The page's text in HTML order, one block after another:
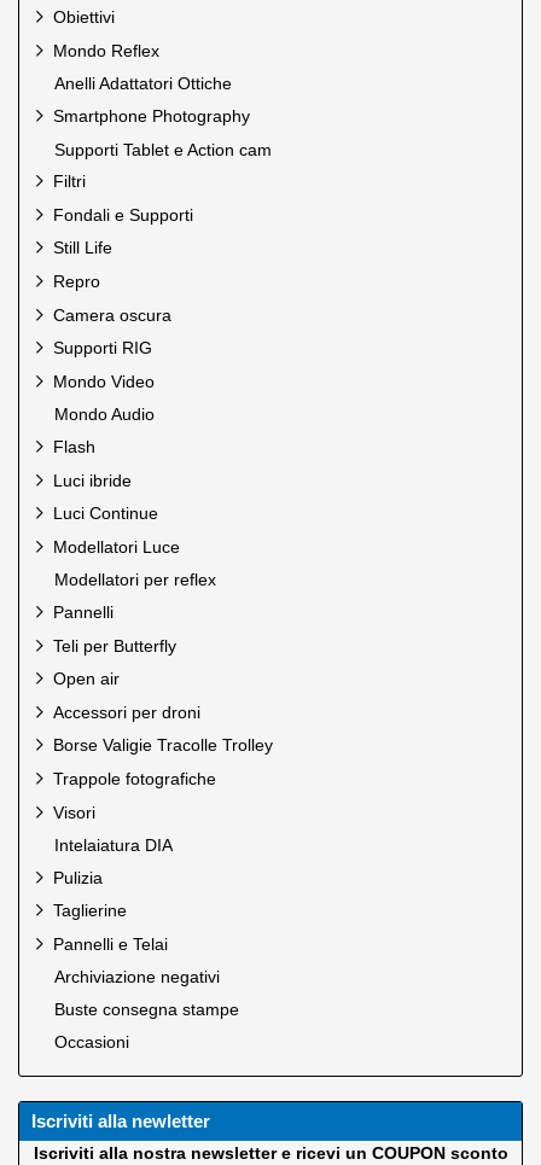
Hoya
Ilford
Jinbei
Jupio
Kaiser
Kaiser Pro
Kodak
Laowa Cine Pro
Lee Filters
Leica Sport Optics
LensGo
Linkstar
Lume Cube
Mamiya
Manfrotto
Mediajet
Megadap
Multiblitz
Novoflex
Novoflex Pro
Quantum
Rodenstock
Rodenstock Filtri
Savage
Silvestri
Sun Bounce
Talos by Silvestri
Techart PRO
Tether Tools
Trigger Smart
Velbon
VisibleDust
VSGO
Wellmaking
X-Rite
Obiettivi
Mondo Reflex
Anelli Adattatori Ottiche
Smartphone Photography
Supporti Tablet e Action cam
Filtri
Fondali e Supporti
Still Life
Repro
Camera oscura
Supporti RIG
Mondo Video
Mondo Audio
Flash
Luci ibride
Luci Continue
Modellatori Luce
Modellatori per reflex
Pannelli
Teli per Butterfly
Open air
Accessori per droni
Borse Valigie Tracolle Trolley
Trappole fotografiche
Visori
Intelaiatura DIA
Pulizia
Taglierine
Pannelli e Telai
Archiviazione negativi
Buste consegna stampe
Occasioni
Iscriviti alla newletter
Iscriviti alla nostra newsletter e ricevi un COUPON sconto